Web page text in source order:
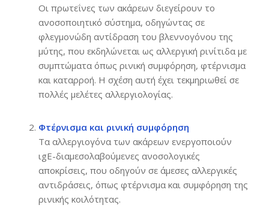
Οι πρωτεΐνες των ακάρεων διεγείρουν το
ανοσοποιητικό σύστημα, οδηγώντας σε
φλεγμονώδη αντίδραση του βλεννογόνου της
μύτης, που εκδηλώνεται ως αλλεργική ρινίτιδα με
συμπτώματα όπως ρινική συμφόρηση, φτέρνισμα
και καταρροή. Η σχέση αυτή έχει τεκμηριωθεί σε
πολλές μελέτες αλλεργιολογίας.
Φτέρνισμα και ρινική συμφόρηση
Τα αλλεργιογόνα των ακάρεων ενεργοποιούν
ιgE-διαμεσολαβούμενες ανοσολογικές
αποκρίσεις, που οδηγούν σε άμεσες αλλεργικές
αντιδράσεις, όπως φτέρνισμα και συμφόρηση της
ρινικής κοιλότητας.